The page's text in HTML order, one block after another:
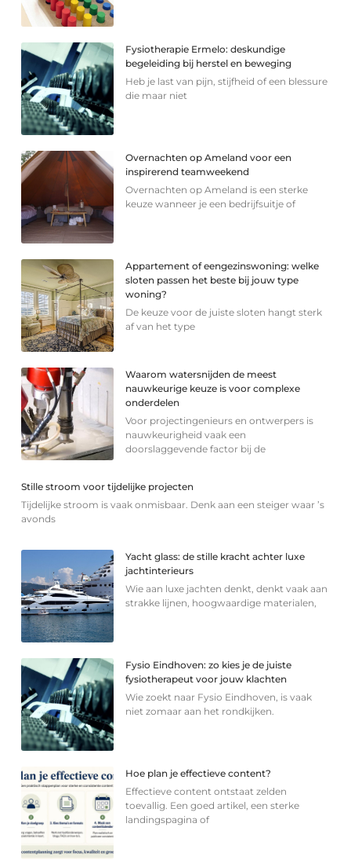
Fysiotherapie Ermelo: deskundige
begeleiding bij herstel en beweging
Heb je last van pijn, stijfheid of een blessure
die maar niet
Overnachten op Ameland voor een
inspirerend teamweekend
Overnachten op Ameland is een sterke
keuze wanneer je een bedrijfsuitje of
Appartement of eengezinswoning: welke
sloten passen het beste bij jouw type
woning?
De keuze voor de juiste sloten hangt sterk
af van het type
Waarom watersnijden de meest
nauwkeurige keuze is voor complexe
onderdelen
Voor projectingenieurs en ontwerpers is
nauwkeurigheid vaak een
doorslaggevende factor bij de
Stille stroom voor tijdelijke projecten
Tijdelijke stroom is vaak onmisbaar. Denk aan een steiger waar ’s
avonds
Yacht glass: de stille kracht achter luxe
jachtinterieurs
Wie aan luxe jachten denkt, denkt vaak aan
strakke lijnen, hoogwaardige materialen,
Fysio Eindhoven: zo kies je de juiste
fysiotherapeut voor jouw klachten
Wie zoekt naar Fysio Eindhoven, is vaak
niet zomaar aan het rondkijken.
Hoe plan je effectieve content?
Effectieve content ontstaat zelden
toevallig. Een goed artikel, een sterke
landingspagina of